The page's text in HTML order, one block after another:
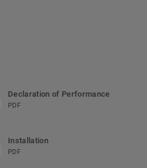
Declaration of Performance
PDF
Installation
PDF